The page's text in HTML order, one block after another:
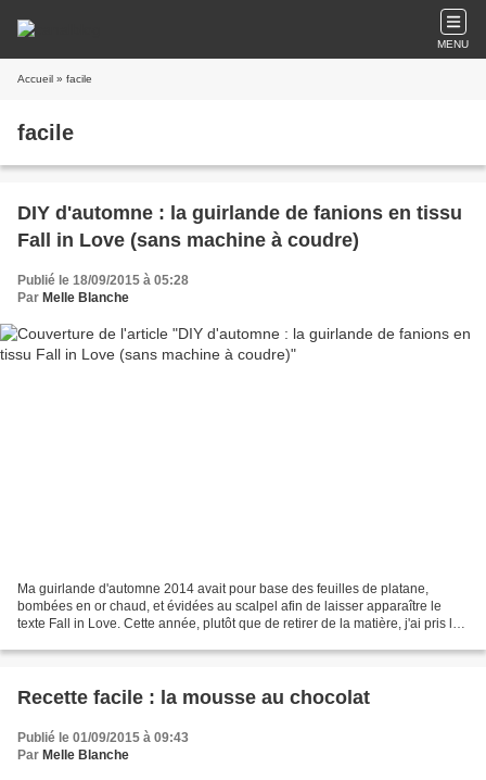
MENU
Accueil » facile
facile
DIY d'automne : la guirlande de fanions en tissu
Fall in Love (sans machine à coudre)
Publié le 18/09/2015 à 05:28
Par Melle Blanche
Ma guirlande d'automne 2014 avait pour base des feuilles de platane,
bombées en or chaud, et évidées au scalpel afin de laisser apparaître le
texte Fall in Love. Cette année, plutôt que de retirer de la matière, j'ai pris le
Recette facile : la mousse au chocolat
Publié le 01/09/2015 à 09:43
Par Melle Blanche